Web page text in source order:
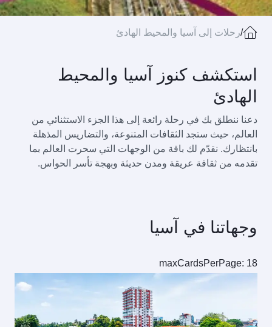
/رحلات إلى آسيا والمحيط الهادئ
استكشف كنوز آسيا والمحيط
الهادئ
دعنا ننطلق بك في رحلة رائعة إلى هذا الجزء الاستثنائي من
العالم، حيث ستجد الثقافات المتنوعة، والتضاريس المذهلة
بانتظارك. نقدّم لك باقة من الوجهات التي سحرت العالم بما
تقدمه من ثقافة عريقة ومدن حديثة وبهجة تأسر الحواس.
وجهاتنا في آسيا
maxCardsPerPage: 18